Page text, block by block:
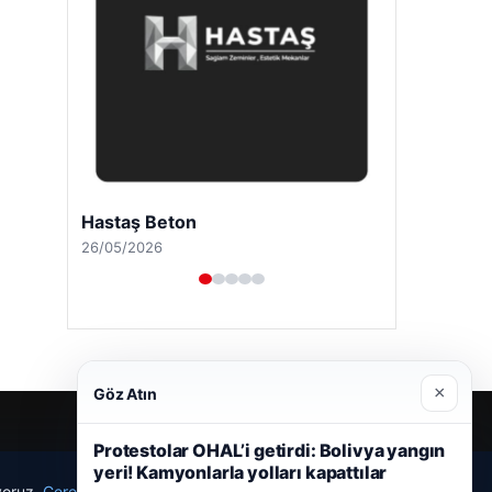
Hastaş Beton
26/05/2026
Göz Atın ×
Protestolar OHAL’i getirdi: Bolivya yangın
yeri! Kamyonlarla yolları kapattılar